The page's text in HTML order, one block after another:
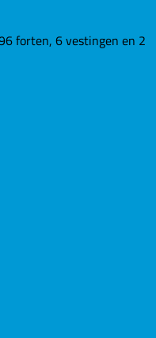
forten, 6 vestingen en 2